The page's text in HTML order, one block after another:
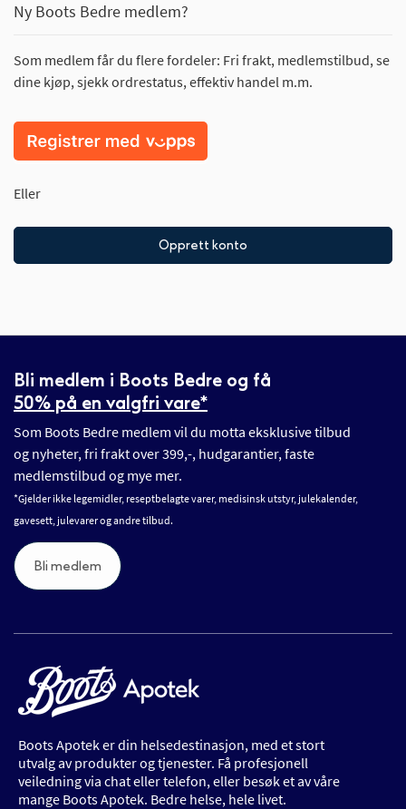
Ny Boots Bedre medlem?
Som medlem får du flere fordeler: Fri frakt, medlemstilbud, se
dine kjøp, sjekk ordrestatus, effektiv handel m.m.
Eller
Opprett konto
Bli medlem i Boots Bedre og få
50% på en valgfri vare*
Som Boots Bedre medlem vil du motta eksklusive tilbud
og nyheter, fri frakt over 399,-, hudgarantier, faste
medlemstilbud og mye mer.
*Gjelder ikke legemidler, reseptbelagte varer, medisinsk utstyr, julekalender,
gavesett, julevarer og andre tilbud.
Bli medlem
Boots Apotek er din helsedestinasjon, med et stort
utvalg av produkter og tjenester. Få profesjonell
veiledning via chat eller telefon, eller besøk et av våre
mange Boots Apotek. Bedre helse, hele livet.